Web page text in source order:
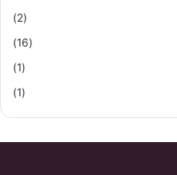
(2)
(16)
(1)
(1)